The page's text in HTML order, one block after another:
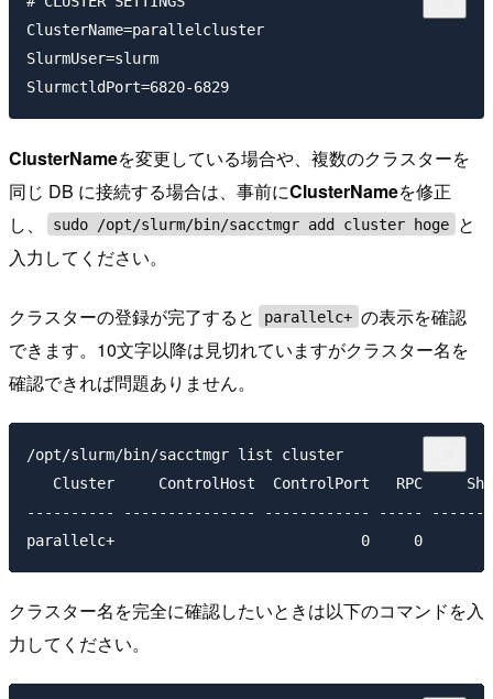
ClusterName=parallelcluster
SlurmUser=slurm
ClusterNameを変更している場合や、複数のクラスターを
同じ DB に接続する場合は、事前にClusterNameを修正
し、
sudo /opt/slurm/bin/sacctmgr add cluster hoge
と
入力してください。
クラスターの登録が完了すると parallelc+ の表示を確認
できます。10文字以降は見切れていますがクラスター名を
確認できれば問題ありません。
/opt/slurm/bin/sacctmgr list cluster
Cluster     ControlHost  ControlPort   RPC
---------- --------------- ------------ -----
クラスター名を完全に確認したいときは以下のコマンドを入
力してください。